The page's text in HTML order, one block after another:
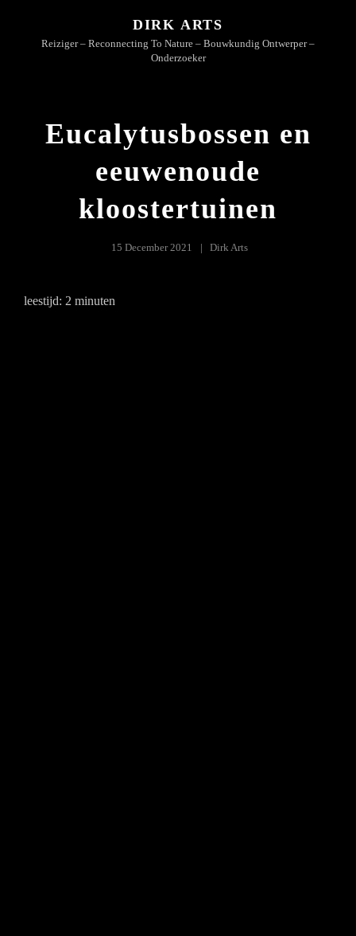
DIRK ARTS
Reiziger – Reconnecting To Nature – Bouwkundig Ontwerper –
Onderzoeker
Eucalytusbossen en
eeuwenoude
kloostertuinen
15 December 2021 Dirk Arts
leestijd: 2 minuten